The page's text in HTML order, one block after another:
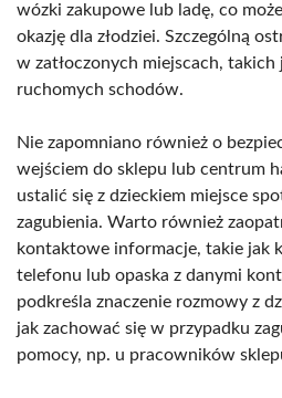
wózki zakupowe lub ladę, co
okazję dla złodziei. Szczególną
w zatłoczonych miejscach, takich
ruchomych schodów.
Nie zapomniano również o
wejściem do sklepu lub centrum
ustalić się z dzieckiem miejsce
zagubienia. Warto również
kontaktowe informacje, takie jak
telefonu lub opaska z danymi
podkreśla znaczenie rozmowy z
jak zachować się w przypadku
pomocy, np. u pracowników